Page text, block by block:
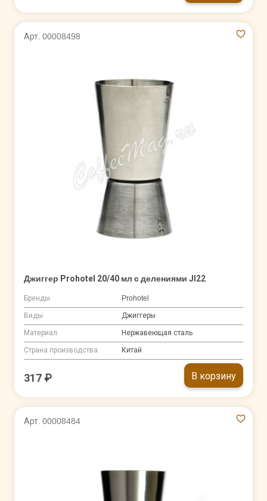
Арт. 00008498
Джиггер Prohotel 20/40 мл с делениями JI22
Бренды Prohotel
Виды Джиггеры
Материал Нержавеющая сталь
Страна производства Китай
317 ₽ В корзину
Арт. 00008484